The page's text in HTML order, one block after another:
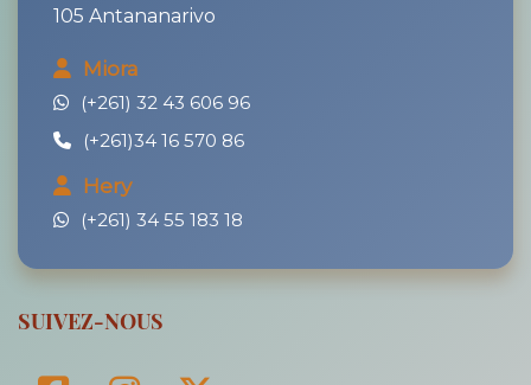
105 Antananarivo
Miora
(+261) 32 43 606 96
(+261)34 16 570 86
Hery
(+261) 34 55 183 18
SUIVEZ-NOUS